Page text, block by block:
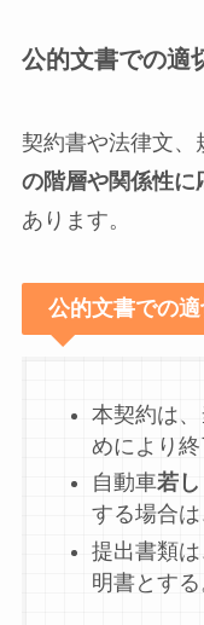
公的文書での適
契約書や法律文、
の階層や関係性に
あります。
公的文書での
本契約は
めにより終
自動車若
する場合は
提出書類
明書とする